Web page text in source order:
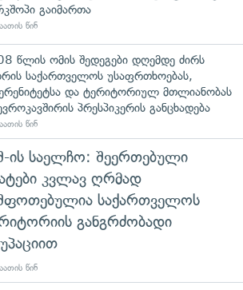
გაიმართა
წინ
წლის ომის შედეგები დღემდე ძირს
საქართველოს უსაფრთხოებას,
და ტერიტორიულ მთლიანობას
პრესპიკერის განცხადება
წინ
ის საელჩო: შეერთებული
კვლავ ღრმად
საქართველოს
განგრძობადი
წინ